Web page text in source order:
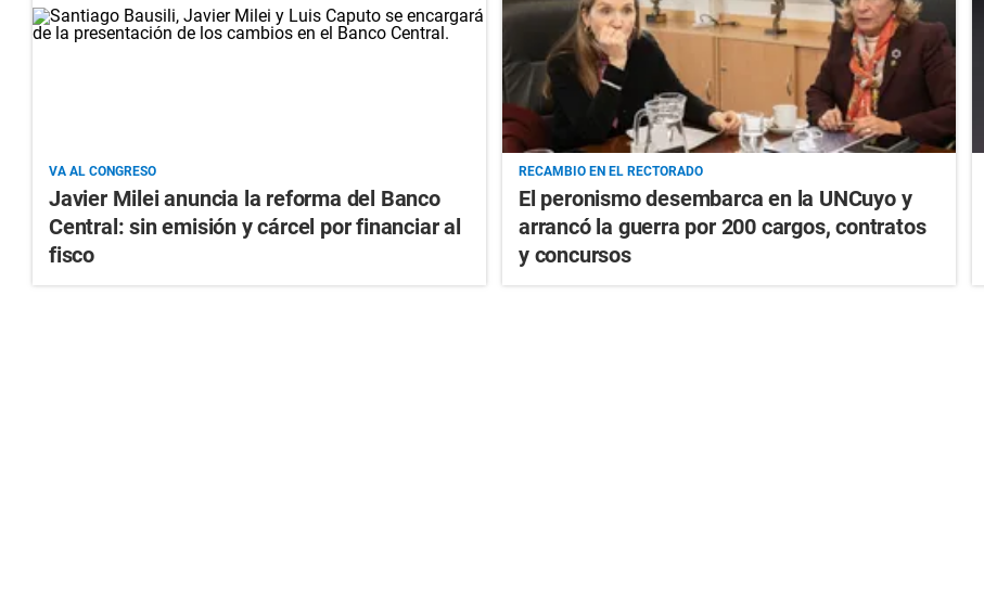
VA AL CONGRESO
Javier Milei anuncia la reforma del Banco
Central: sin emisión y cárcel por financiar al
fisco
RECAMBIO EN EL RECTORADO
El peronismo desembarca en la UNCuyo y
arrancó la guerra por 200 cargos, contratos
y concursos